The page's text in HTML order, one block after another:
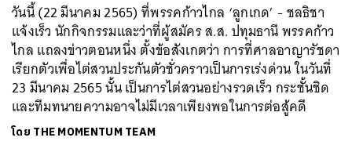
วันนี้ (22 มีนาคม 2565) ที่พรรคก้าวไกล ‘ลูกเกด’ - ชลธิชา
แจ้งเร็ว นักกิจกรรมและว่าที่ผู้สมัคร ส.ส. ปทุมธานี พรรคก้าว
ไกล แถลงข่าวตอนหนึ่ง ตั้งข้อสังเกตว่า การที่ศาลอาญารัชดา
เรียกตัวเพื่อไต่สวนประกันตัวชั่วคราวเป็นการเร่งด่วน ในวันที่
23 มีนาคม 2565 นั้น เป็นการไต่สวนอย่างรวดเร็ว กระชั้นชิด
และทีมทนายความอาจไม่มีเวลาเพียงพอในการต่อสู้คดี
โดย THE MOMENTUM TEAM